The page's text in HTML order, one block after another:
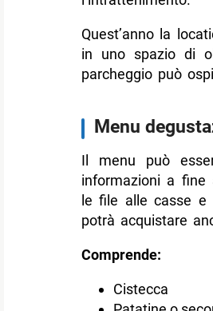
Quest’anno la
in uno spazio di
parcheggio può
Menu
Il menu può
informazioni a
le file alle casse e
potrà acquistare
Comprende:
Cistecca